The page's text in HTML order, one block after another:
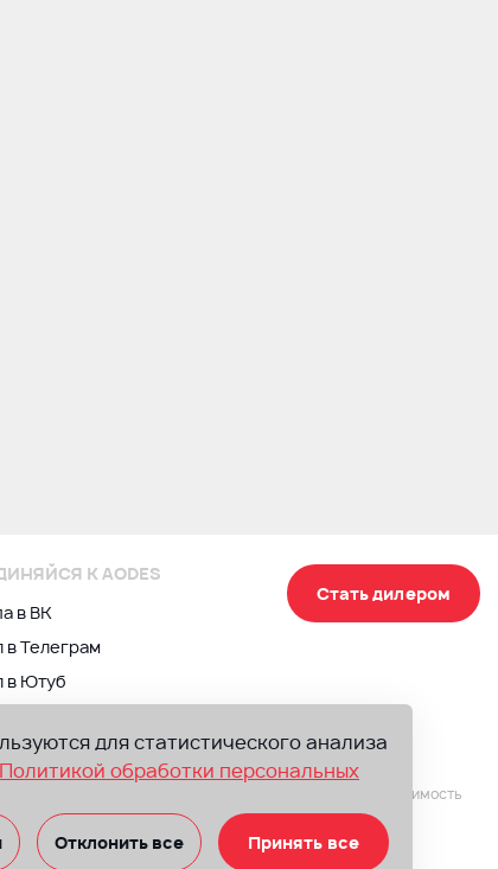
для статистического анализа
Политикой обработки персональных
Отклонить все Принять все
К AODES
в ВК
в Телеграм
в Ютуб
Стать дилером
изменять технические характеристики и стоимость
элементы, не входящие в комплектацию